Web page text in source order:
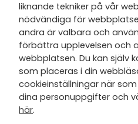
Jag har tagit
personuppgifts-
integritetspolicy
av nyheter,
erbjudanden via
liknande tekniker på vår
nödvändiga för
andra är valbara och
förbättra upplevelsen och
webbplatsen. Du kan själv
som placeras i din
cookieinställningar när
dina personuppgifter och
här.